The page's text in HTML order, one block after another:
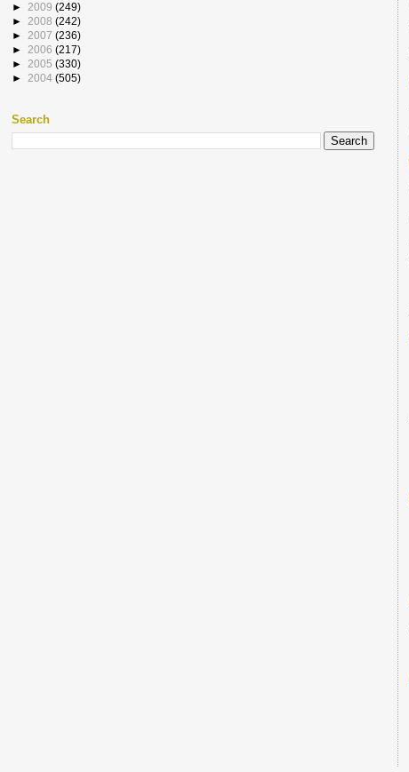
► 2009 (249)
► 2008 (242)
► 2007 (236)
► 2006 (217)
► 2005 (330)
► 2004 (505)
Search